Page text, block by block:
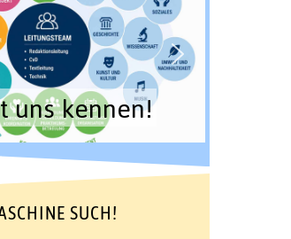
uns kennen!
SUCH!